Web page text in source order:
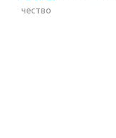
чест­во